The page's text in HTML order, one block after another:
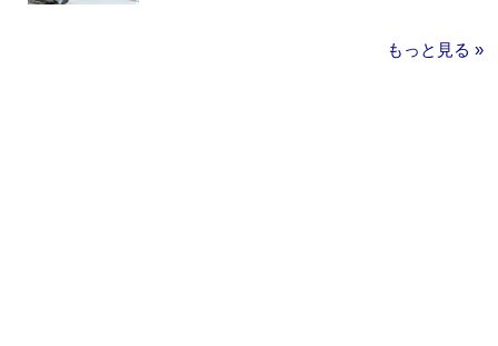
もっと見る »